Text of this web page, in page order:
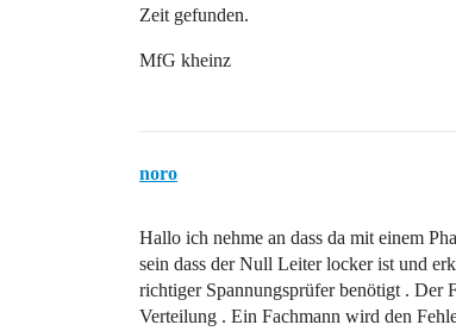
Zeit gefunden.
MfG kheinz
noro
Hallo ich nehme an dass da mit einem
sein dass der Null Leiter locker ist und
richtiger Spannungsprüfer benötigt . Der
Verteilung . Ein Fachmann wird den